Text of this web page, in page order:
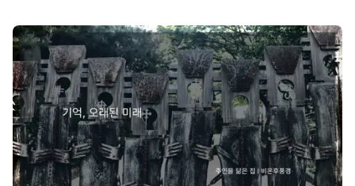
다른 장르와 구별되는 중요한 부분인 것이다.